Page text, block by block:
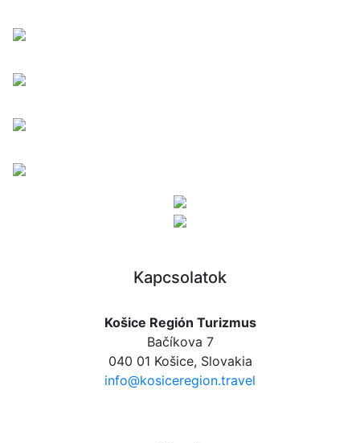
Kapcsolatok
Košice Región Turizmus
Bačíkova 7
040 01 Košice, Slovakia
info@kosiceregion.travel